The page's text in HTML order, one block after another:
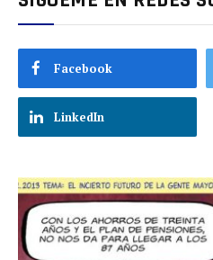
Facebook
LinkedIn